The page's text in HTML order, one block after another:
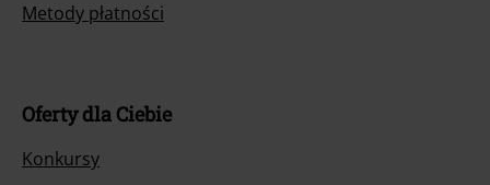
Metody płatności
Oferty dla Ciebie
Konkursy